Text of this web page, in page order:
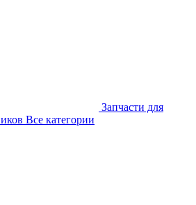
Запчасти для
Все категории